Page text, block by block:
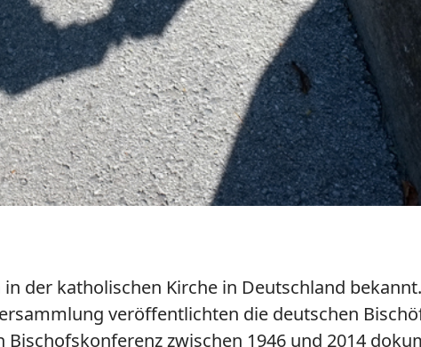
der katholischen Kirche in Deutschland
veröffentlichten die deutschen
zwischen 1946 und 2014